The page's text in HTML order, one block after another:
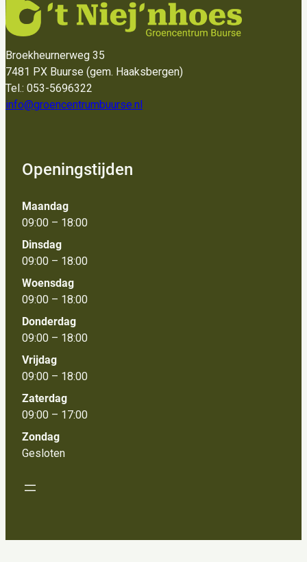
Broekheurnerweg 35
7481 PX Buurse (gem. Haaksbergen)
Tel.: 053-5696322
info@groencentrumbuurse.nl
Openingstijden
Maandag
09:00 – 18:00
Dinsdag
09:00 – 18:00
Woensdag
09:00 – 18:00
Donderdag
09:00 – 18:00
Vrijdag
09:00 – 18:00
Zaterdag
09:00 – 17:00
Zondag
Gesloten